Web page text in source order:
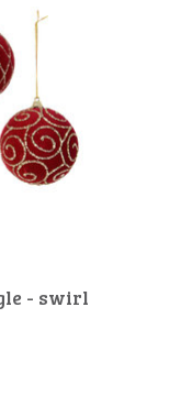
- swirl